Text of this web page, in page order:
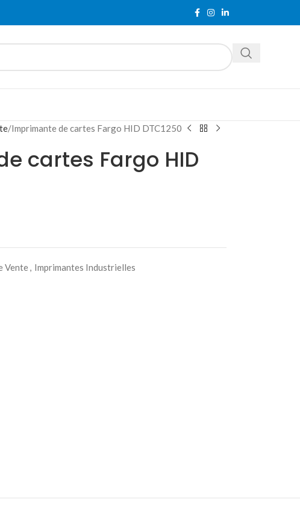
Imprimante de cartes Fargo HID DTC1250
cartes Fargo HID
Vente, Imprimantes Industrielles